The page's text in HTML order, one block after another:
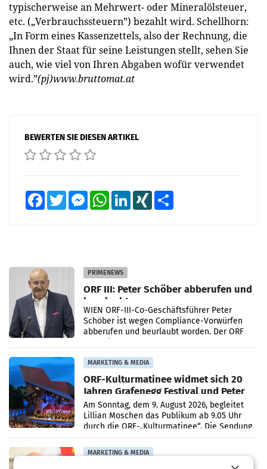
typischerweise an Mehrwert- oder Mineralölsteuer,
etc. („Verbrauchssteuern”) bezahlt wird. Schellhorn:
„In Form eines Kassenzettels, also der Rechnung, die
Ihnen der Staat für seine Leistungen stellt, sehen Sie
auch, wie viel von Ihren Abgaben wofür verwendet
wird.”(pj)www.bruttomat.at
BEWERTEN SIE DIESEN ARTIKEL
FacebookTwitter MessengerWhatsAppLinkedInXING
PRIMENEWS
ORF III: Peter Schöber abberufen und
beurlaubt
WIEN ORF-III-Co-Geschäftsführer Peter
Schöber ist wegen Compliance-Vorwürfen
abberufen und beurlaubt worden. Der ORF
MARKETING & MEDIA
ORF-Kulturmatinee widmet sich 20
Jahren Grafenegg Festival und Peter
Simonischek
Am Sonntag, dem 9. August 2026, begleitet
Lillian Moschen das Publikum ab 9.05 Uhr
durch die ORF-„Kulturmatinee“. Die Sendung
startet mit der Dokumentation „20 Jahre
Grafenegg
MARKETING & MEDIA